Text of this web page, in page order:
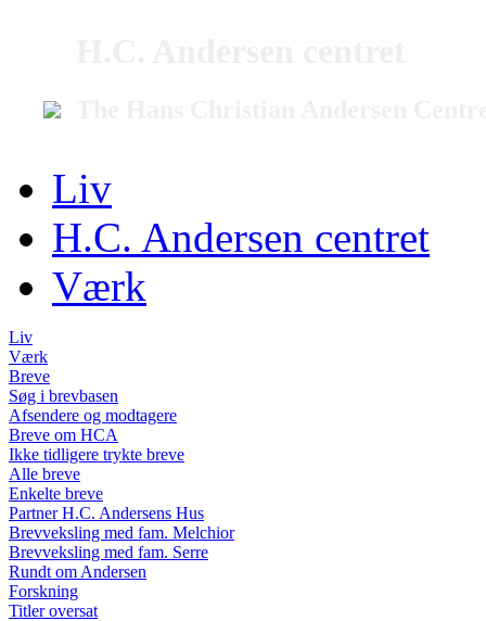
Liv
H.C. Andersen centret
Værk
Liv
Værk
Breve
Søg i brevbasen
Afsendere og modtagere
Breve om HCA
Ikke tidligere trykte breve
Alle breve
Enkelte breve
Partner H.C. Andersens Hus
Brevveksling med fam. Melchior
Brevveksling med fam. Serre
Rundt om Andersen
Forskning
Titler oversat